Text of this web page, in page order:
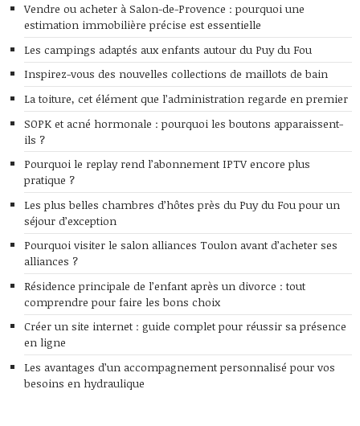
Vendre ou acheter à Salon-de-Provence : pourquoi une
estimation immobilière précise est essentielle
Les campings adaptés aux enfants autour du Puy du Fou
Inspirez-vous des nouvelles collections de maillots de bain
La toiture, cet élément que l’administration regarde en premier
SOPK et acné hormonale : pourquoi les boutons apparaissent-
ils ?
Pourquoi le replay rend l’abonnement IPTV encore plus
pratique ?
Les plus belles chambres d’hôtes près du Puy du Fou pour un
séjour d’exception
Pourquoi visiter le salon alliances Toulon avant d’acheter ses
alliances ?
Résidence principale de l’enfant après un divorce : tout
comprendre pour faire les bons choix
Créer un site internet : guide complet pour réussir sa présence
en ligne
Les avantages d’un accompagnement personnalisé pour vos
besoins en hydraulique